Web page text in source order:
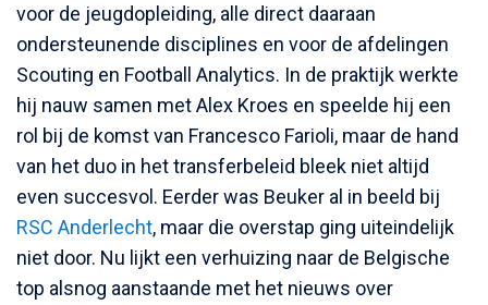
voor de jeugdopleiding, alle direct daaraan
ondersteunende disciplines en voor de afdelingen
Scouting en Football Analytics. In de praktijk werkte
hij nauw samen met Alex Kroes en speelde hij een
rol bij de komst van Francesco Farioli, maar de hand
van het duo in het transferbeleid bleek niet altijd
even succesvol. Eerder was Beuker al in beeld bij
RSC Anderlecht, maar die overstap ging uiteindelijk
niet door. Nu lijkt een verhuizing naar de Belgische
top alsnog aanstaande met het nieuws over